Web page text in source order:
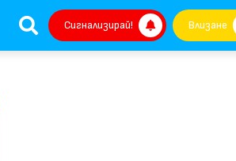
Сигнализирай! Влизане